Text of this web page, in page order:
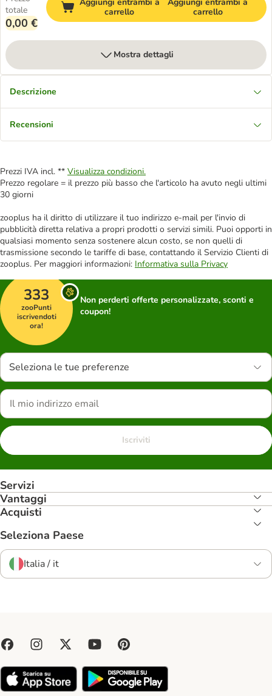
totale
0,00 €
carrello
carrello
Mostra dettagli
Descrizione
Recensioni
Prezzi IVA incl. ** Visualizza condizioni.
Prezzo regolare = il prezzo più basso che l'articolo ha avuto negli ultimi
30 giorni
zooplus ha il diritto di utilizzare il tuo indirizzo e-mail per l'invio di
pubblicità diretta relativa a propri prodotti o servizi simili. Puoi opporti in
qualsiasi momento senza sostenere alcun costo, se non quelli di
trasmissione secondo le tariffe di base, contattando il Servizio Clienti di
zooplus. Per maggiori informazioni: Informativa sulla Privacy
333
zooPunti
iscrivendoti
ora!
Non perderti offerte personalizzate, sconti e
coupon!
Seleziona le tue preferenze
Iscriviti
Servizi
Vantaggi
Acquisti
Seleziona Paese
Italia / it